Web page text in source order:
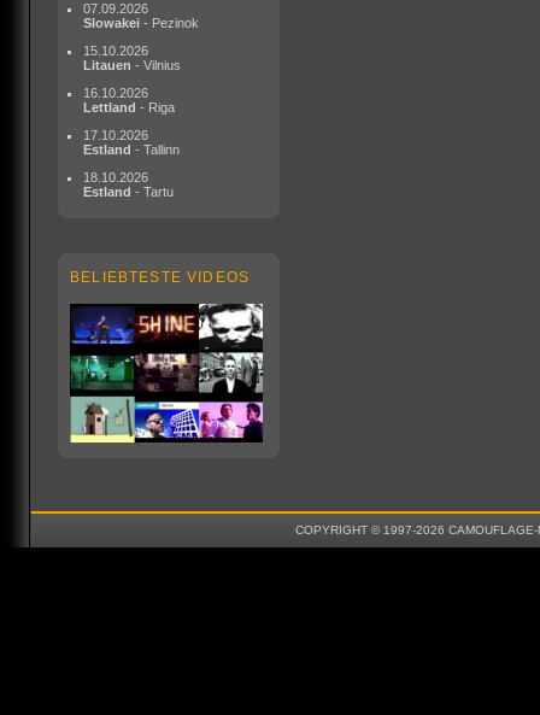
07.09.2026
Slowakei - Pezinok
15.10.2026
Litauen - Vilnius
16.10.2026
Lettland - Riga
17.10.2026
Estland - Tallinn
18.10.2026
Estland - Tartu
BELIEBTESTE VIDEOS
COPYRIGHT © 1997-2026 CAMOUFLAGE-